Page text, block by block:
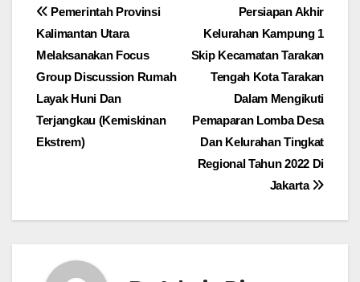
Navigasi
pos
Persiapan Akhir
Kelurahan Kampung 1
Skip Kecamatan Tarakan
Tengah Kota Tarakan
Dalam Mengikuti
Pemaparan Lomba Desa
Dan Kelurahan Tingkat
Regional Tahun 2022 Di
Jakarta
Pemerintah Provinsi
Kalimantan Utara
Melaksanakan Focus
Group Discussion Rumah
Layak Huni Dan
Terjangkau (Kemiskinan
Ekstrem)